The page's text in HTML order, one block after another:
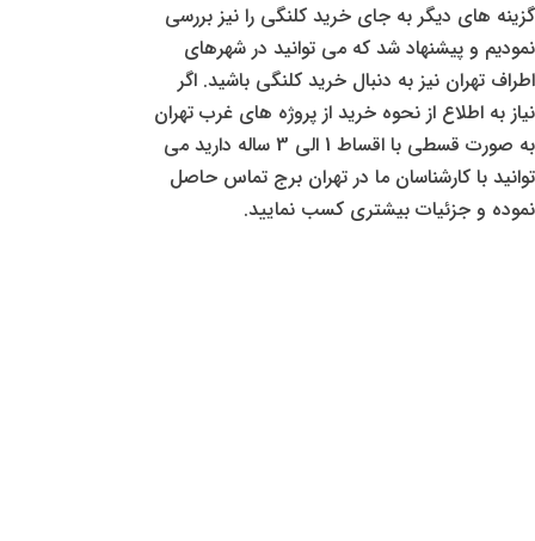
گزینه های دیگر به جای خرید کلنگی را نیز بررسی
نمودیم و پیشنهاد شد که می توانید در شهرهای
اطراف تهران نیز به دنبال خرید کلنگی باشید. اگر
نیاز به اطلاع از نحوه خرید از پروژه های غرب تهران
به صورت قسطی با اقساط 1 الی 3 ساله دارید می
توانید با کارشناسان ما در تهران برج تماس حاصل
نموده و جزئیات بیشتری کسب نمایید.